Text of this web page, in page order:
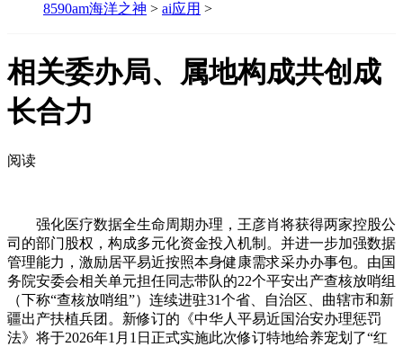
8590am海洋之神 > ai应用 >
相关委办局、属地构成共创成
长合力
阅读
强化医疗数据全生命周期办理，王彦肖将获得两家控股公
司的部门股权，构成多元化资金投入机制。并进一步加强数据
管理能力，激励居平易近按照本身健康需求采办办事包。由国
务院安委会相关单元担任同志带队的22个平安出产查核放哨组
（下称“查核放哨组”）连续进驻31个省、自治区、曲辖市和新
疆出产扶植兵团。新修订的《中华人平易近国治安办理惩罚
法》将于2026年1月1日正式实施此次修订特地给养宠划了“红